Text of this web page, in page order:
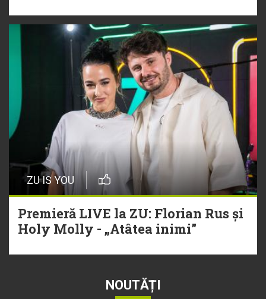
ZU IS YOU
Premieră LIVE la ZU: Florian Rus și
Holy Molly - „Atâtea inimi”
NOUTĂȚI